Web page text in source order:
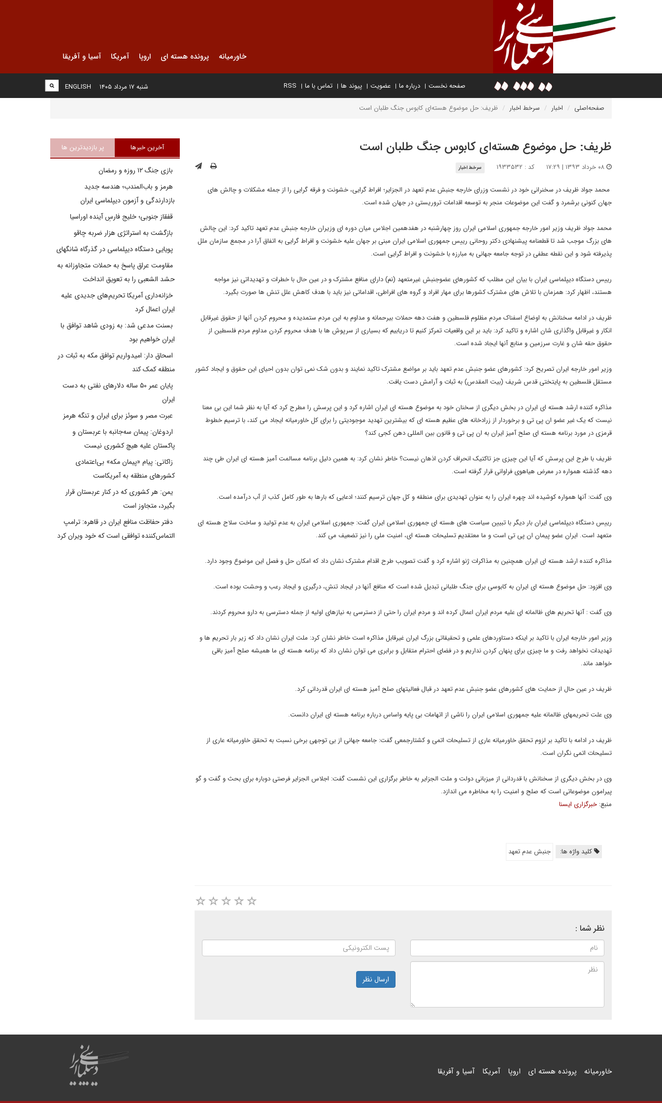
خاورمیانه پرونده هسته ای اروپا آمریکا آسیا و آفریقا
صفحه نخست درباره ما عضویت پیوند ها تماس با ما RSS
ENGLISH شنبه ۱۷ مرداد ۱۴۰۵
صفحه‌اصلی اخبار سرخط اخبار ظریف: حل موضوع هسته‌ای کابوس جنگ طلبان است
ظریف: حل موضوع هسته‌ای کابوس جنگ طلبان است
کد : ۱۹۳۳۵۳۲ سرخط اخبار
محمد جواد ظریف در سخنرانی خود در نشست وزرای خارجه جنبش عدم تعهد در الجزایر؛ افراط گرایی، خشونت و فرقه گرایی را از جمله مشکلات و چالش های
جهان کنونی برشمرد و گفت این موضوعات منجر به توسعه اقدامات تروریستی در جهان شده است.
محمد جواد ظریف وزیر امور خارجه جمهوری اسلامی ایران روز چهارشنبه در هفدهمین اجلاس میان دوره ای وزیران خارجه جنبش عدم تعهد تاکید کرد: این چالش
های بزرگ موجب شد تا قطعنامه پیشنهادی دکتر روحانی رییس جمهوری اسلامی ایران مبنی بر جهان علیه خشونت و افراط گرایی به اتفاق آرا در مجمع سازمان ملل
پذیرفته شود و این نقطه عطفی در توجه جامعه جهانی به مبارزه با خشونت و افراط گرایی است.
رییس دستگاه دیپلماسی ایران با بیان این مطلب که کشورهای عضوجنبش غیرمتعهد (نم) دارای منافع مشترک و در عین حال با خطرات و تهدیداتی نیز مواجه
هستند، اظهار کرد: همزمان با تلاش های مشترک کشورها برای مهار افراد و گروه های افراطی، اقداماتی نیز باید با هدف کاهش علل تنش ها صورت بگیرد.
ظریف در ادامه سخنانش به اوضاع اسفناک مردم مظلوم فلسطین و هفت دهه حملات بیرحمانه و مداوم به این مردم ستمدیده و محروم کردن آنها از حقوق غیرقابل
انکار و غیرقابل واگذاری شان اشاره و تاکید کرد: باید بر این واقعیات تمرکز کنیم تا دریابیم که بسیاری از سرپوش ها با هدف محروم کردن مداوم مردم فلسطین از
حقوق حقه شان و غارت سرزمین و منابع آنها ایجاد شده است.
وزیر امور خارجه ایران تصریح کرد: کشورهای عضو جنبش عدم تعهد باید بر مواضع مشترک تاکید نمایند و بدون شک نمی توان بدون احیای این حقوق و ایجاد کشور
مستقل فلسطین به پایتختی قدس شریف (بیت المقدس) به ثبات و آرامش دست یافت.
مذاکره کننده ارشد هسته ای ایران در بخش دیگری از سخنان خود به موضوع هسته ای ایران اشاره کرد و این پرسش را مطرح کرد که آیا به نظر شما این بی معنا
نیست که یک غیر عضو ان پی تی و برخوردار از زرادخانه های عظیم هسته ای که بیشترین تهدید موجودیتی را برای کل خاورمیانه ایجاد می کند، با ترسیم خطوط
قرمزی در مورد برنامه هسته ای صلح آمیز ایران به ان پی تی و قانون بین المللی دهن کجی کند؟
ظریف با طرح این پرسش که آیا این چیزی جز تاکتیک انحراف کردن اذهان نیست؟ خاطر نشان کرد: به همین دلیل برنامه مسالمت آمیز هسته ای ایران طی چند
دهه گذشته همواره در معرض هیاهوی فراوانی قرار گرفته است.
وی گفت: آنها همواره کوشیده اند چهره ایران را به عنوان تهدیدی برای منطقه و کل جهان ترسیم کنند؛ ادعایی که بارها به طور کامل کذب از آب درآمده است.
رییس دستگاه دیپلماسی ایران بار دیگر با تبیین سیاست های هسته ای جمهوری اسلامی ایران گفت: جمهوری اسلامی ایران به عدم تولید و ساخت سلاح هسته ای
متعهد است. ایران عضو پیمان ان پی تی است و ما معتقدیم تسلیحات هسته ای، امنیت ملی را نیز تضعیف می کند.
مذاکره کننده ارشد هسته ای ایران همچنین به مذاکرات ژنو اشاره کرد و گفت تصویب طرح اقدام مشترک نشان داد که امکان حل و فصل این موضوع وجود دارد.
وی افزود: حل موضوع هسته ای ایران به کابوسی برای جنگ طلبانی تبدیل شده است که منافع آنها در ایجاد تنش، درگیری و ایجاد رعب و وحشت بوده است.
وی گفت : آنها تحریم های ظالمانه ای علیه مردم ایران اعمال کرده اند و مردم ایران را حتی از دسترسی به نیازهای اولیه از جمله دسترسی به دارو محروم کردند.
وزیر امور خارجه ایران با تاکید بر اینکه دستاوردهای علمی و تحقیقاتی بزرگ ایران غیرقابل مذاکره است خاطر نشان کرد: ملت ایران نشان داد که زیر بار تحریم ها و
تهدیدات نخواهد رفت و ما چیزی برای پنهان کردن نداریم و در فضای احترام متقابل و برابری می توان نشان داد که برنامه هسته ای ما همیشه صلح آمیز باقی
خواهد ماند.
ظریف در عین حال از حمایت های کشورهای عضو جنبش عدم تعهد در قبال فعالیتهای صلح آمیز هسته ای ایران قدردانی کرد.
وی علت تحریمهای ظالمانه علیه جمهوری اسلامی ایران را ناشی از اتهامات بی پایه واساس درباره برنامه هسته ای ایران دانست.
ظریف در ادامه با تاکید بر لزوم تحقق خاورمیانه عاری از تسلیحات اتمی و کشتارجمعی گفت: جامعه جهانی از بی توجهی برخی نسبت به تحقق خاورمیانه عاری از
تسلیحات اتمی نگران است.
وی در بخش دیگری از سخنانش با قدردانی از میزبانی دولت و ملت الجزایر به خاطر برگزاری این نشست گفت: اجلاس الجزایر فرصتی دوباره برای بحث و گفت و گو
پیرامون موضوعاتی است که صلح و امنیت را به مخاطره می اندازد.
منبع: خبرگزاری ایسنا
کلید واژه ها: جنبش عدم تعهد
نظر شما :
ارسال نظر
آخرین خبرها پر بازدیدترین ها
بازی جنگ ۱۲ روزه و رمضان
هرمز و باب‌المندب؛ هندسه جدید
بازدارندگی و آزمون دیپلماسی ایران
قفقاز جنوبی؛ خلیج فارسِ آینده اوراسیا
بازگشت به استراتژی هزار ضربه چاقو
پویایی دستگاه دیپلماسی در گذرگاه شانگهای
مقاومت عراق پاسخ به حملات متجاوزانه به
حشد الشعبی را به تعویق انداخت
خزانه‌داری آمریکا تحریم‌های جدیدی علیه
ایران اعمال کرد
بسنت مدعی شد: به زودی شاهد توافق با
ایران خواهیم بود
اسحاق دار: امیدواریم توافق مکه به ثبات در
منطقه کمک کند
پایان عمر ۵۰ ساله دلارهای نفتی به دست
ایران
عبرت مصر و سوئز برای ایران و تنگه هرمز
اردوغان: پیمان سه‌جانبه با عربستان و
پاکستان علیه هیچ کشوری نیست
زاکانی: پیام «پیمان مکه» بی‌اعتمادی
کشورهای منطقه به آمریکاست
یمن: هر کشوری که در کنار عربستان قرار
بگیرد، متجاوز است
دفتر حفاظت منافع ایران در قاهره: ترامپ
التماس‌کننده توافقی است که خود ویران کرد
خاورمیانه پرونده هسته ای اروپا آمریکا آسیا و آفریقا